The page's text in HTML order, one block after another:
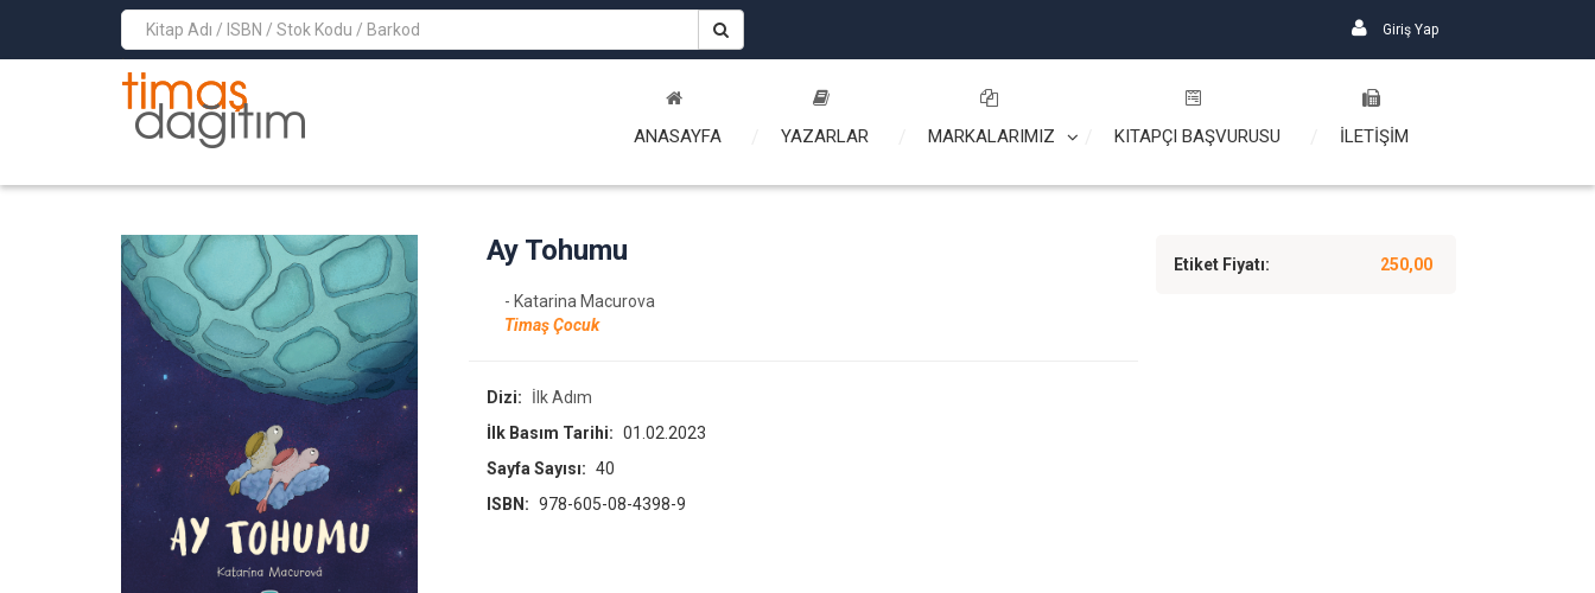
>
Giriş Yap
ANASAYFA YAZARLAR MARKALARIMIZ KITAPÇI BAŞVURUSU İLETİŞİM
Ay Tohumu
- Katarina Macurova
Timaş Çocuk
Dizi:
İlk Adım
İlk Basım Tarihi: 01.02.2023
Sayfa Sayısı: 40
ISBN: 978-605-08-4398-9
Etiket Fiyatı: 250,00